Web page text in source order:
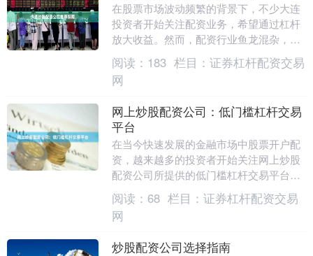
在股票市场波动频繁的背景下，不少大连
投资者开始关注配资业务，希望通过杠杆
放大收益。然而，配资行业鱼龙混杂，选
择一家正规、安全的配资公司至关重要。
本文将为您提供一....
阅读： 183 栏目： 证券杠杆配资交易
网
网上炒股配资公司：低门槛杠杆交易
平台
在当今快速发展的金融市场中股票开户配
资，越来越多的投资者开始关注网上炒股
配资公司所提供的低门槛杠杆交易平台。
这类平台以其灵活的资金配置方式和相对
较低的投资门槛，....
阅读： 68 栏目： 证券杠杆配资交易
网
炒股配资公司选择指南